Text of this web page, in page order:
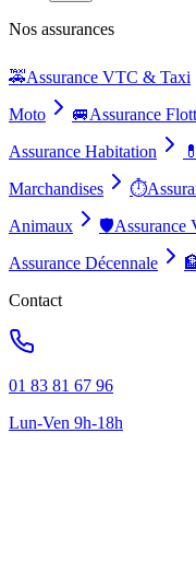
Nos assurances
🚕Assurance VTC & Taxi
Moto
🚐Assurance
Assurance Habitation
💊
Marchandises
⏱️
Animaux
🛡️Assurance
Assurance Décennale
Contact
01 83 81 67 96
Lun-Ven 9h-18h